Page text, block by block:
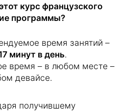
курс французского
программы?
время занятий –
минут в день.
время – в любом месте –
девайсе.
получившему